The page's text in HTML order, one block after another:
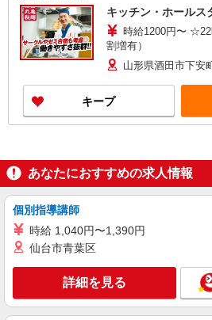
キッチン・ホールス
時給1200円〜
割増有）
山形県酒田市下安
キープ
あなたにおすすめの求人情報
個別指導講師
時給 1,040円〜1,390円
仙台市青葉区
詳細を見る